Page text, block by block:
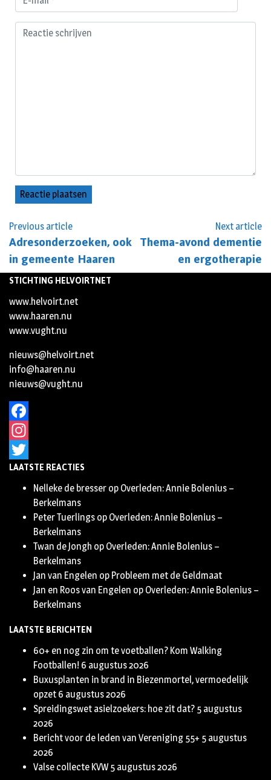
Previous article
Adresonderzoeken, ook
in gemeente Haaren
Next article
Thema-avond dementie
en ergotherapie
STICHTING HELVOIRTNET
www.helvoirt.net
www.haaren.nu
www.vught.nu
nieuws@helvoirt.net
info@haaren.nu
nieuws@vught.nu
Facebook
Instagram
Twitter
LAATSTE REACTIES
Nelleke de bresser op Overleden: Annie Bolenius –
Berkelmans
Peter Tuerlings op Overleden: Annie Bolenius –
Berkelmans
Twan de Jongh op Overleden: Annie Bolenius –
Berkelmans
Jan van Engelen op Probleem met de Geldmaat
Jan en Roos van Engelen op Overleden: Annie Bolenius –
Berkelmans
LAATSTE BERICHTEN
60+ en nog zin om te voetballen? Kom Walking
Footballen! 6 augustus 2026
Buxusplanten in brand in Biezenmortel, vermoedelijk
opzet 6 augustus 2026
Spreidingswet asielzoekers: hoe zit dat? 5 augustus
2026
Bericht voor de leden van Vereniging 55+ 5 augustus
2026
Valse collecte KVW 5 augustus 2026